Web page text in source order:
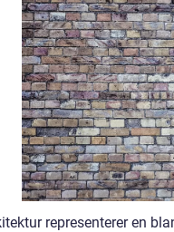
representerer en